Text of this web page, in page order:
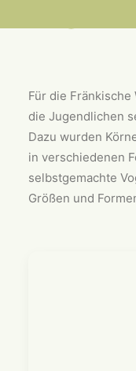
Für die Fränkische
die Jugendlichen
Dazu wurden
in verschiedenen
selbstgemachte
Größen und